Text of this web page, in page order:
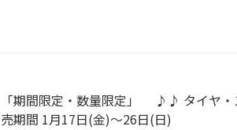
「期間限定・数量限定」 ♪♪ タイヤ
売期間 1月17日(金)～26日(日)